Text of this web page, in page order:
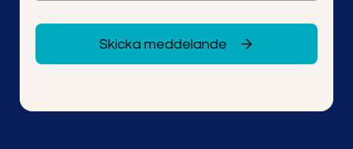
Skicka meddelande